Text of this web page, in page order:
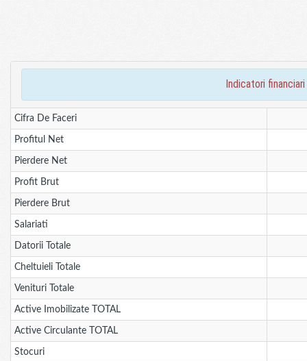
indicatori financiari
Cifra De Faceri
Profitul Net
Pierdere Net
Profit Brut
Pierdere Brut
Salariati
Datorii Totale
Cheltuieli Totale
Venituri Totale
Active Imobilizate TOTAL
Active Circulante TOTAL
Stocuri